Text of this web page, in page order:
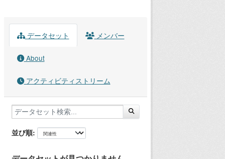
データセット メンバー
About
アクティビティストリーム
並び順